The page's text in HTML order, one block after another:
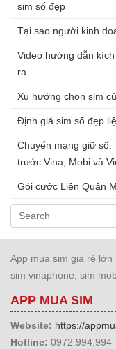
sim số đẹp
Tại sao người kinh
Video hướng dẫn
ra
Xu hướng chọn sim
Định giá sim số đẹp
Chuyển mạng giữ số:
trước Vina, Mobi và
Gói cước Liên Quân
App mua sim giá rẻ lớn
sim vinaphone, sim
APP MUA SIM
Website: https://
Hotline: 0972.994.994